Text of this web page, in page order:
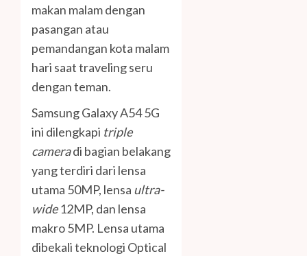
makan malam dengan
pasangan atau
pemandangan kota malam
hari saat traveling seru
dengan teman.
Samsung Galaxy A54 5G
ini dilengkapi triple
cameradi bagian belakang
yang terdiri dari lensa
utama 50MP, lensa ultra-
wide12MP, dan lensa
makro 5MP. Lensa utama
dibekali teknologi Optical